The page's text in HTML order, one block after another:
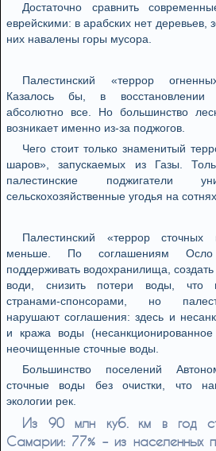
Достаточно сравнить
еврейскими: в арабских нет деревьев,
них навалены горы мусора.
Палестинский «террор
Казалось бы, в восстановлении
абсолютно все. Но большинство
возникает именно из-за поджогов.
Чего стоит только знаменитый
шаров», запускаемых из Газы.
палестинские поджигатели
сельскохозяйственные угодья на сотнях
Палестинский «террор сточных
меньше. По соглашениям Осло
поддерживать водохранилища,
води, снизить потери воды, что
странами-спонсорами, но
нарушают соглашения: здесь и
и кража воды
неочищенные сточные воды.
Большинство поселений
сточные воды без очистки, что
экологии рек.
Из 90 млн куб. км в год
Самарии: 77% – из населенных